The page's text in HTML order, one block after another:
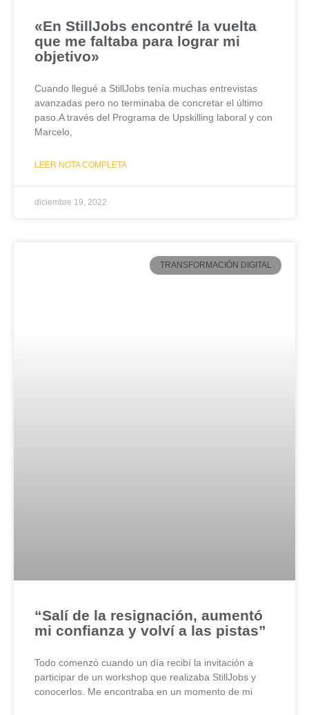
«En StillJobs encontré la vuelta
que me faltaba para lograr mi
objetivo»
Cuando llegué a StillJobs tenía muchas entrevistas
avanzadas pero no terminaba de concretar el último
paso.A través del Programa de Upskilling laboral y con
Marcelo,
LEER NOTA COMPLETA
diciembre 19, 2022
TRANSFORMACIÓN DIGITAL
“Salí de la resignación, aumentó
mi confianza y volví a las pistas”
Todo comenzó cuando un día recibí la invitación a
participar de un workshop que realizaba StillJobs y
conocerlos. Me encontraba en un momento de mi